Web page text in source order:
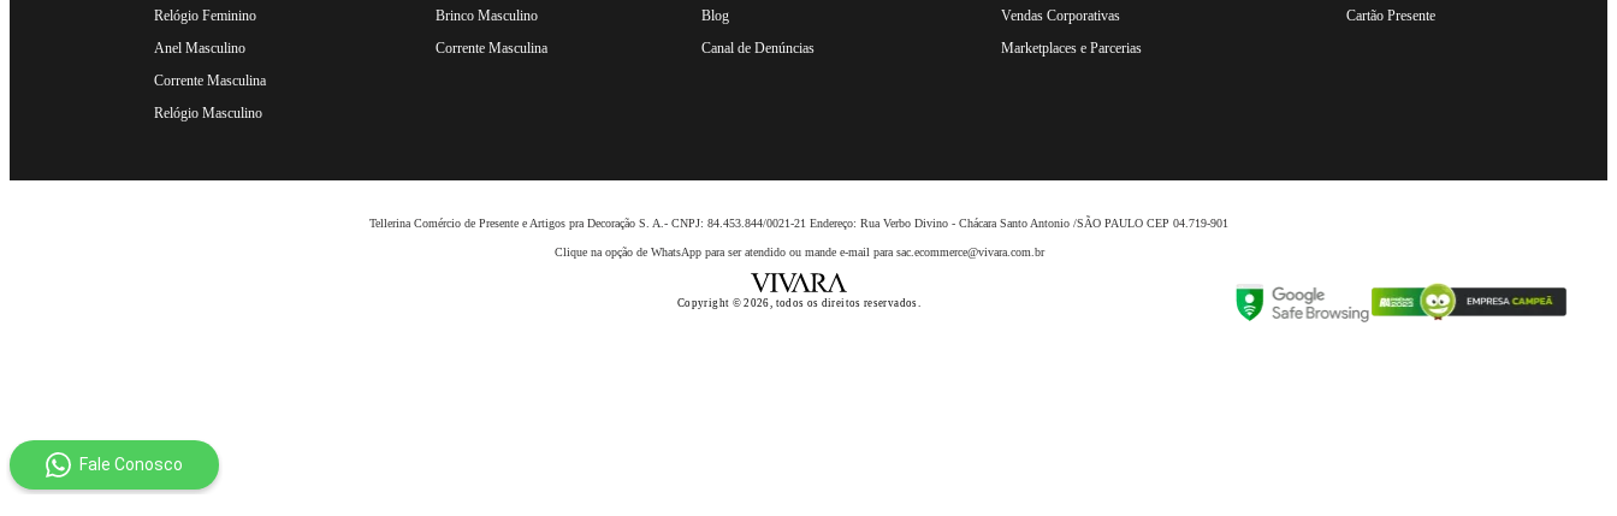
Relógio Feminino
Anel Masculino
Corrente Masculina
Relógio Masculino
Brinco Masculino
Corrente Masculina
Blog
Canal de Denúncias
Vendas Corporativas
Marketplaces e Parcerias
Cartão Presente
Tellerina Comércio de Presente e Artigos pra Decoração S. A.- CNPJ: 84.453.844/0021-21 Endereço: Rua Verbo Divino - Chácara Santo Antonio /SÃO PAULO CEP 04.719-901
Clique na opção de WhatsApp para ser atendido ou mande e-mail para sac.ecommerce@vivara.com.br
Copyright © 2026, todos os direitos reservados.